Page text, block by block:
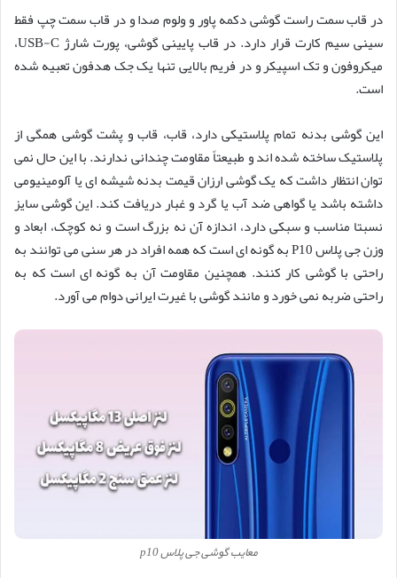
در قاب سمت راست گوشی دکمه پاور و ولوم صدا و در قاب سمت چپ فقط
سینی سیم کارت قرار دارد. در قاب پایینی گوشی، پورت شارژ USB-C،
میکروفون و تک اسپیکر و در فریم بالایی تنها یک جک هدفون تعبیه شده
است.
این گوشی بدنه تمام پلاستیکی دارد، قاب، قاب و پشت گوشی همگی از
پلاستیک ساخته شده اند و طبیعتاً مقاومت چندانی ندارند. با این حال نمی
توان انتظار داشت که یک گوشی ارزان قیمت بدنه شیشه ای یا آلومینیومی
داشته باشد یا گواهی ضد آب یا گرد و غبار دریافت کند. این گوشی سایز
نسبتا مناسب و سبکی دارد، اندازه آن نه بزرگ است و نه کوچک، ابعاد و
وزن جی پلاس P10 به گونه ای است که همه افراد در هر سنی می توانند به
راحتی با گوشی کار کنند. همچنین مقاومت آن به گونه ای است که به
راحتی ضربه نمی خورد و مانند گوشی با غیرت ایرانی دوام می آورد.
معایب گوشی جی پلاس p10